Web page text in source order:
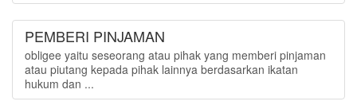
PEMBERI PINJAMAN
obligee yaitu seseorang atau pihak yang memberi pinjaman
atau piutang kepada pihak lainnya berdasarkan ikatan
hukum dan ...